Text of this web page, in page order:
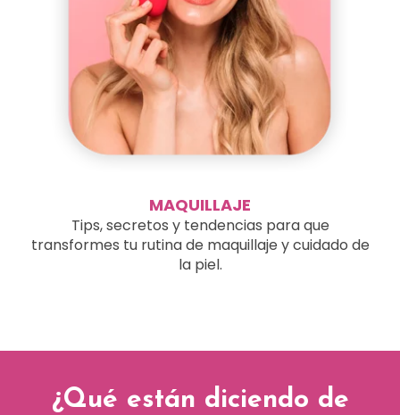
MAQUILLAJE
Tips, secretos y tendencias para que
transformes tu rutina de maquillaje y cuidado de
la piel.
¿Qué están diciendo de